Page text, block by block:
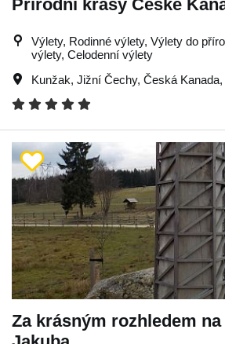
Přírodní krásy České
Výlety, Rodinné výlety, Výlety do
výlety, Celodenní výlety
Kunžak, Jižní Čechy, Česká Kanada,
Za krásným rozhledem